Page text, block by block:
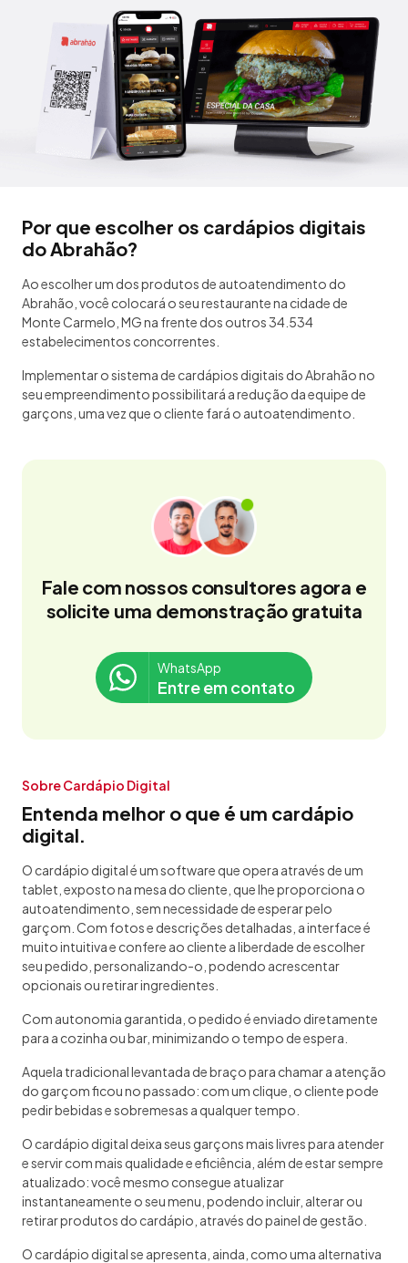
Por que escolher os cardápios digitais
do Abrahão?
Ao escolher um dos produtos de autoatendimento do
Abrahão, você colocará o seu restaurante na cidade de
Monte Carmelo, MG na frente dos outros 34.534
estabelecimentos concorrentes.
Implementar o sistema de cardápios digitais do Abrahão no
seu empreendimento possibilitará a redução da equipe de
garçons, uma vez que o cliente fará o autoatendimento.
Fale com nossos consultores agora e
solicite uma demonstração gratuita
WhatsApp
Entre em contato
Sobre Cardápio Digital
Entenda melhor o que é um cardápio
digital.
O cardápio digital é um software que opera através de um
tablet, exposto na mesa do cliente, que lhe proporciona o
autoatendimento, sem necessidade de esperar pelo
garçom. Com fotos e descrições detalhadas, a interface é
muito intuitiva e confere ao cliente a liberdade de escolher
seu pedido, personalizando-o, podendo acrescentar
opcionais ou retirar ingredientes.
Com autonomia garantida, o pedido é enviado diretamente
para a cozinha ou bar, minimizando o tempo de espera.
Aquela tradicional levantada de braço para chamar a atenção
do garçom ficou no passado: com um clique, o cliente pode
pedir bebidas e sobremesas a qualquer tempo.
O cardápio digital deixa seus garçons mais livres para atender
e servir com mais qualidade e eficiência, além de estar sempre
atualizado: você mesmo consegue atualizar
instantaneamente o seu menu, podendo incluir, alterar ou
retirar produtos do cardápio, através do painel de gestão.
O cardápio digital se apresenta, ainda, como uma alternativa